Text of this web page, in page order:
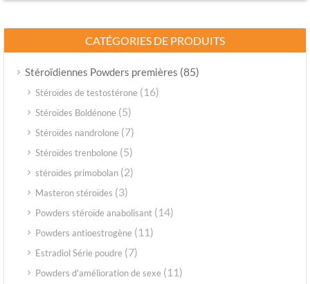
CATÉGORIES DE PRODUITS
Stéroïdiennes Powders premières (85)
Stéroïdes de testostérone (16)
Stéroïdes Boldénone (5)
Stéroïdes nandrolone (7)
Stéroïdes trenbolone (5)
stéroïdes primobolan (2)
Masteron stéroïdes (3)
Powders stéroïde anabolisant (14)
Powders antioestrogène (11)
Estradiol Série poudre (7)
Powders d'amélioration de sexe (11)